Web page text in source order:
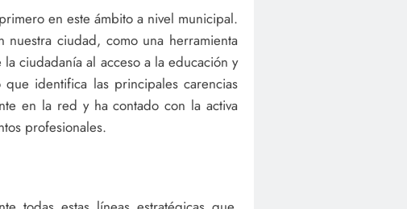
en este ámbito a nivel municipal.
ciudad, como una herramienta
ciudadanía al acceso a la educación y
identifica las principales carencias
en la red y ha contado con la activa
profesionales.